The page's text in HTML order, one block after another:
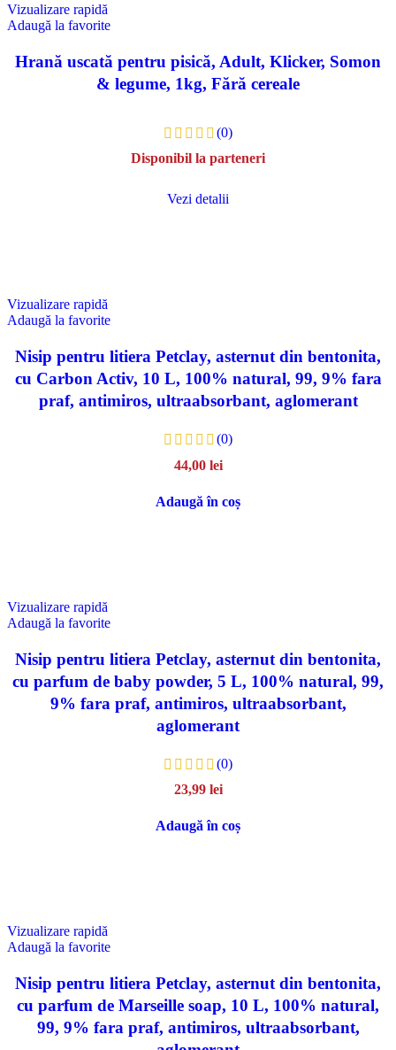
Vizualizare rapidă
Adaugă la favorite
Hrană uscată pentru pisică, Adult, Klicker, Somon
& legume, 1kg, Fără cereale
(0)
Disponibil la parteneri
Vezi detalii
Vizualizare rapidă
Adaugă la favorite
Nisip pentru litiera Petclay, asternut din bentonita,
cu Carbon Activ, 10 L, 100% natural, 99, 9% fara
praf, antimiros, ultraabsorbant, aglomerant
(0)
44,00 lei
Adaugă în coș
Vizualizare rapidă
Adaugă la favorite
Nisip pentru litiera Petclay, asternut din bentonita,
cu parfum de baby powder, 5 L, 100% natural, 99,
9% fara praf, antimiros, ultraabsorbant,
aglomerant
(0)
23,99 lei
Adaugă în coș
Vizualizare rapidă
Adaugă la favorite
Nisip pentru litiera Petclay, asternut din bentonita,
cu parfum de Marseille soap, 10 L, 100% natural,
99, 9% fara praf, antimiros, ultraabsorbant,